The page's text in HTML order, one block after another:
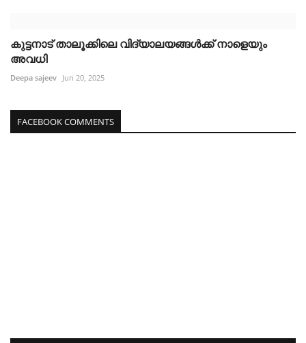
കുട്ടനാട് താലൂക്കിലെ വിദ്യാലയങ്ങൾക്ക് നാളെയും
അവധി
Deepa sajeev Jun 20, 2025
FACEBOOK COMMENTS